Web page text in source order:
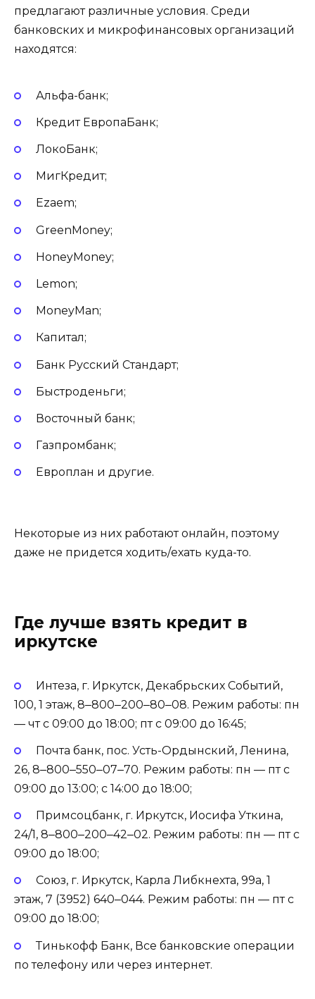
предлагают различные условия. Среди
банковских и микрофинансовых организаций
находятся:
Альфа-банк;
Кредит ЕвропаБанк;
ЛокоБанк;
МигКредит;
Ezaem;
GreenMoney;
HoneyMoney;
Lemon;
MoneyMan;
Капитал;
Банк Русский Стандарт;
Быстроденьги;
Восточный банк;
Газпромбанк;
Европлан и другие.
Некоторые из них работают онлайн, поэтому
даже не придется ходить/ехать куда-то.
Где лучше взять кредит в
иркутске
Интеза, г. Иркутск, Декабрьских Событий,
100, 1 этаж, 8‒800‒200‒80‒08. Режим работы: пн
— чт с 09:00 до 18:00; пт с 09:00 до 16:45;
Почта банк, пос. Усть-Ордынский, Ленина,
26, 8‒800‒550‒07‒70. Режим работы: пн — пт с
09:00 до 13:00; с 14:00 до 18:00;
Примсоцбанк, г. Иркутск, Иосифа Уткина,
24/1, 8‒800‒200‒42‒02. Режим работы: пн — пт с
09:00 до 18:00;
Союз, г. Иркутск, Карла Либкнехта, 99а, 1
этаж, 7 (3952) 640‒044. Режим работы: пн — пт с
09:00 до 18:00;
Тинькофф Банк, Все банковские операции
по телефону или через интернет.